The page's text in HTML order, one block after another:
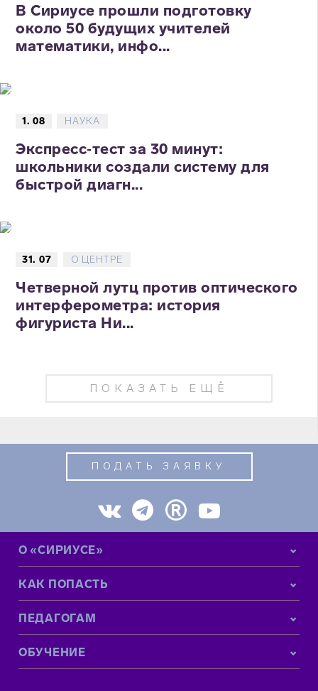
В Сириусе прошли подготовку
около 50 будущих учителей
математики, инфо...
1. 08 НАУКА
Экспресс‑тест за 30 минут:
школьники создали систему для
быстрой диагн...
31. 07 О ЦЕНТРЕ
Четверной лутц против оптического
интерферометра: история
фигуриста Ни...
ПОКАЗАТЬ ЕЩЁ
ПОДАТЬ ЗАЯВКУ
О «СИРИУСЕ»
КАК ПОПАСТЬ
ПЕДАГОГАМ
ОБУЧЕНИЕ